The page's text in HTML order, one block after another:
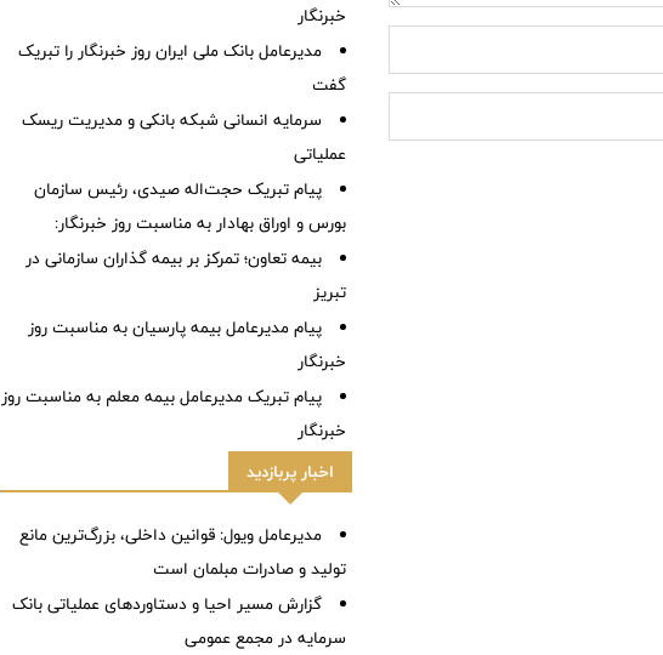
خبرنگار
مدیرعامل بانک ملی ایران روز خبرنگار را تبریک
گفت
سرمایه انسانی شبکه بانکی و مدیریت ریسک
عملیاتی
پیام تبریک حجت‌اله صیدی، رئیس سازمان
بورس و اوراق بهادار به مناسبت روز خبرنگار:
بیمه تعاون؛ تمرکز بر بیمه گذاران سازمانی در
تبریز
پیام مدیرعامل بیمه پارسیان به مناسبت روز
خبرنگار
پیام تبریک مدیرعامل بیمه معلم به مناسبت روز
خبرنگار
اخبار پربازدید
مدیرعامل ویول: قوانین داخلی، بزرگ‌ترین مانع
تولید و صادرات مبلمان است
گزارش مسیر احیا و دستاوردهای عملیاتی بانک
سرمایه در مجمع عمومی